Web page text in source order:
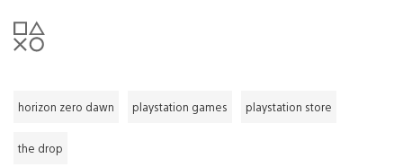
horizon zero dawn playstation games playstation store
the drop